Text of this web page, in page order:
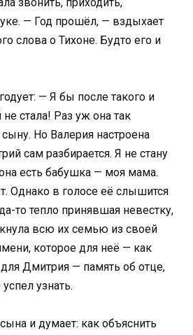
— Год прошёл, — вздыхает
слова о Тихоне. Будто его и
— Я бы после такого и
не стала! Раз уж она так
Но Валерия настроена
сам разбирается. Я не стану
есть бабушка — моя мама.
Однако в голосе её слышится
то тепло принявшая невестку,
всю их семью из своей
которое для неё — как
Дмитрия — память об отце,
узнать.
и думает: как объяснить